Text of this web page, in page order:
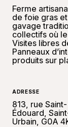
Ferme
de foie gras
gavage
collectifs où
Visites libres
Panneaux
produits sur
ADRESSE
813, rue Saint-
Édouard,
Urbain, G0A